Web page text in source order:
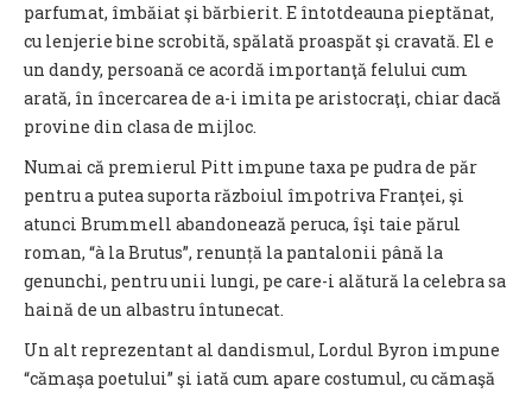
parfumat, îmbăiat şi bărbierit. E întotdeauna pieptănat,
cu lenjerie bine scrobită, spălată proaspăt şi cravată. El e
un dandy, persoană ce acordă importanţă felului cum
arată, în încercarea de a-i imita pe aristocraţi, chiar dacă
provine din clasa de mijloc.
Numai că premierul Pitt impune taxa pe pudra de păr
pentru a putea suporta războiul împotriva Franţei, şi
atunci Brummell abandonează peruca, îşi taie părul
roman, “à la Brutus”, renunță la pantalonii până la
genunchi, pentru unii lungi, pe care-i alătură la celebra sa
haină de un albastru întunecat.
Un alt reprezentant al dandismul, Lordul Byron impune
“cămaşa poetului” şi iată cum apare costumul, cu cămaşă